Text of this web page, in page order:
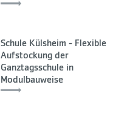
Schule Külsheim - Flexible
Aufstockung der
Ganztagsschule in
Modulbauweise